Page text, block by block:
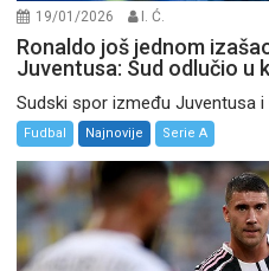
19/01/2026 I. Ć.
Ronaldo još jednom
Juventusa: Sud odlučio u
Sudski spor između Juventusa i
Fudbal Najnovije Serie A